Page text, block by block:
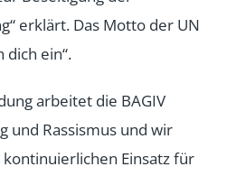
erklärt. Das Motto der UN
dich ein“.
arbeitet die BAGIV
und Rassismus und wir
Einsatz für